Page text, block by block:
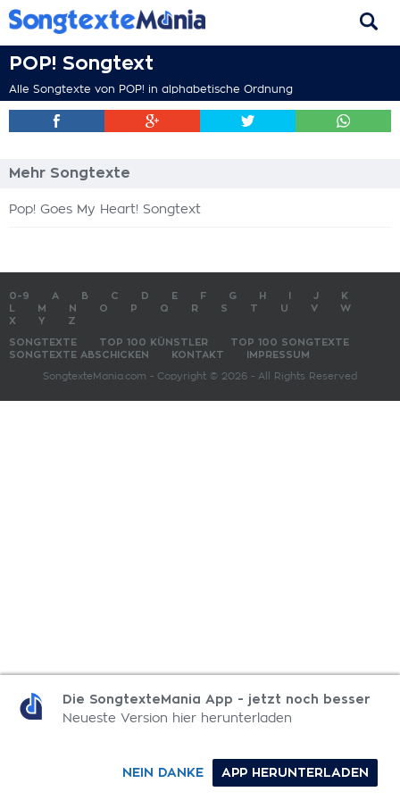
POP! Songtext
Alle Songtexte von POP! in alphabetische Ordnung
Mehr Songtexte
Pop! Goes My Heart! Songtext
0-9 A B C D E F G H J
K
M N O P Q R S T U V
W
X
Y Z
SONGTEXTE TOP 100 KÜNSTLER
TOP 100 SONGTEXTE
SONGTEXTE ABSCHICKEN
KONTAKT IMPRESSUM
SongtexteMania.com - Copyright © 2026 - All Rights Reserved
Die SongtexteMania App - jetzt noch besser
Neueste Version hier herunterladen
APP HERUNTERLADEN
NEIN DANKE